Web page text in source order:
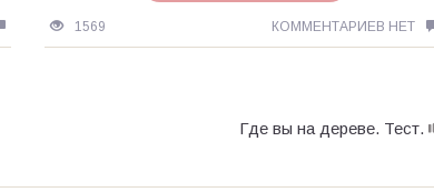
1569 КОММЕНТАРИЕВ НЕТ
Где вы на дереве. Тест.